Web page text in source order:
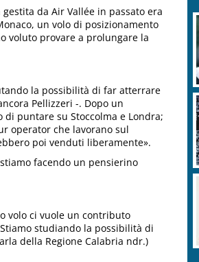
da Air Vallée in passato era
un volo di posizionamento
voluto provare a prolungare la
la possibilità di far atterrare
Pellizzeri -. Dopo un
di puntare su Stoccolma e Londra;
operator che lavorano sul
poi venduti liberamente».
facendo un pensierino
volo ci vuole un contributo
studiando la possibilità di
della Regione Calabria ndr.)